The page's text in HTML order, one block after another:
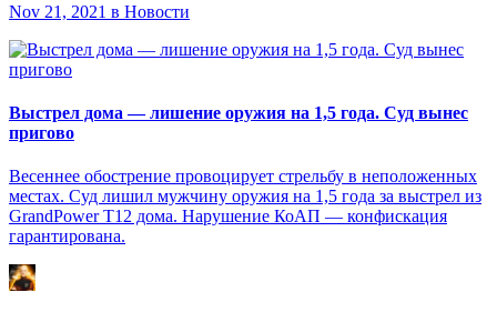
Nov 21, 2021 в Новости
Выстрел дома — лишение оружия на 1,5 года. Суд вынес
пригово
Весеннее обострение провоцирует стрельбу в неположенных
местах. Суд лишил мужчину оружия на 1,5 года за выстрел из
GrandPower T12 дома. Нарушение КоАП — конфискация
гарантирована.